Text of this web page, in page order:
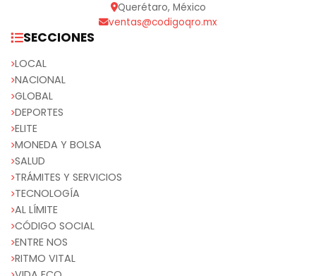
Querétaro, México
ventas@codigoqro.mx
SECCIONES
LOCAL
NACIONAL
GLOBAL
DEPORTES
ELITE
MONEDA Y BOLSA
SALUD
TRÁMITES Y SERVICIOS
TECNOLOGÍA
AL LÍMITE
CÓDIGO SOCIAL
ENTRE NOS
RITMO VITAL